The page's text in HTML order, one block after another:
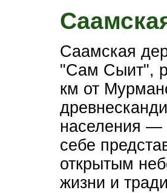
Саамская
"Сам Сыит",
км от
населения —
себе
открытым
жизни и